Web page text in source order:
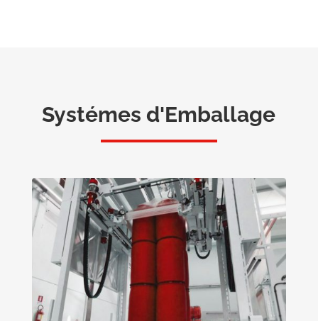
Systémes d'Emballage